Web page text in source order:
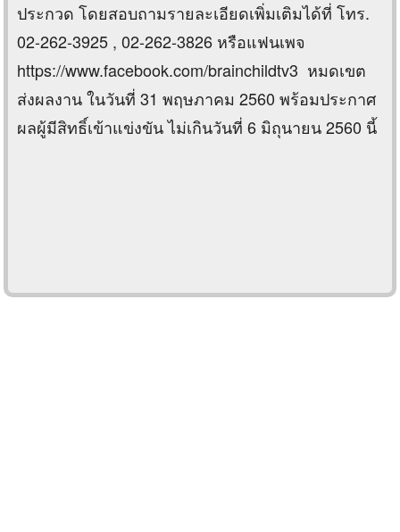
ประกวด โดยสอบถามรายละเอียดเพิ่มเติมได้ที่ โทร.
02-262-3925 , 02-262-3826 หรือแฟนเพจ
https://www.facebook.com/brainchildtv3 หมดเขต
ส่งผลงาน ในวันที่ 31 พฤษภาคม 2560 พร้อมประกาศ
ผลผู้มีสิทธิ์เข้าแข่งขัน ไม่เกินวันที่ 6 มิถุนายน 2560 นี้